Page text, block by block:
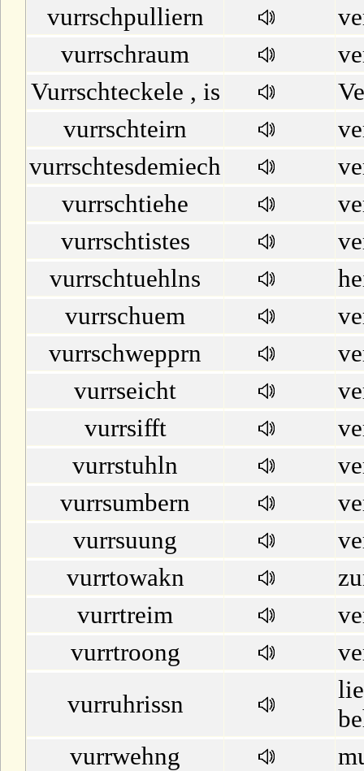
vurrschpulliern
vurrschraum
Vurrschteckele , is
vurrschteirn
vurrschtesdemiech
vurrschtiehe
vurrschtistes
vurrschtuehlns
vurrschuem
vurrschwepprn
vurrseicht
vurrsifft
vurrstuhln
vurrsumbern
vurrsuung
vurrtowakn
vurrtreim
vurrtroong
vurruhrissn
vurrwehng